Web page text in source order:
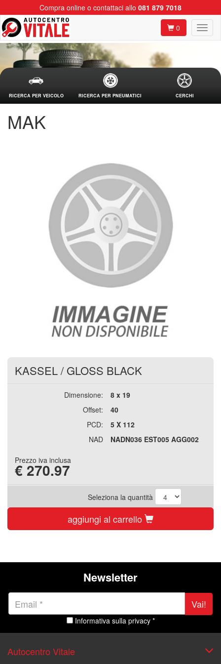
Compra online o contattaci allo 081 879 7018
0
RICERCA PER VEICOLO RICERCA PER PNEUMATICI CERCHI
MAK
KASSEL/ GLOSS BLACK
Dimensione:
8 x 19
Offset:
40
PCD:
5 X 112
NAD
NADN036 EST005 AGG002
Prezzo iva inclusa
€ 270.97
Seleziona la quantità
aggiungi al carrello
Newsletter
Vai!
Informativa sulla privacy *
Autocentro Vitale